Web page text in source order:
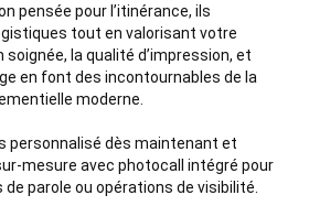
pensée pour l’itinérance, ils
tout en valorisant votre
la qualité d’impression, et
en font des incontournables de la
moderne.
personnalisé dès maintenant et
mesure avec photocall intégré pour
parole ou opérations de visibilité.